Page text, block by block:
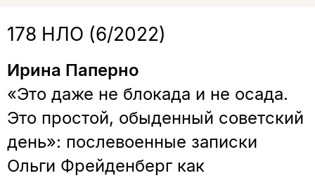
178 НЛО (6/2022)
Ирина Паперно
«Это даже не блокада и не осада.
Это простой, обыденный советский
день»: послевоенные записки
Ольги Фрейденберг как